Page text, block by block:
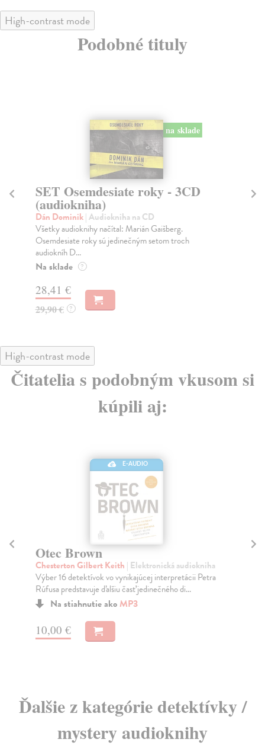
High-contrast mode
Podobné tituly
na sklade
SET Osemdesiate roky - 3CD
(audiokniha)
Dán Dominik| Audiokniha na CD
Všetky audioknihy načítal: Marián Gaišberg.
Osemdesiate roky sú jedinečným setom troch
audiokníh D...
Na sklade ?
28,41 €
29,90 € ?
High-contrast mode
Čitatelia s podobným vkusom si
kúpili aj:
E-AUDIO
Otec Brown
Chesterton Gilbert Keith | Elektronická audiokniha
Výber 16 detektívok vo vynikajúcej interpretácii Petra
Rúfusa predstavuje ďalšiu časť jedinečného di...
Na stiahnutie ako MP3
10,00 €
Ďalšie z kategórie detektívky /
mystery audioknihy